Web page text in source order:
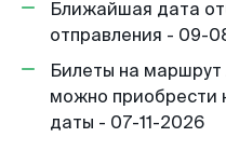
Ближайшая дата
отправления - 09-
Билеты на
можно приобрести
даты - 07-11-2026